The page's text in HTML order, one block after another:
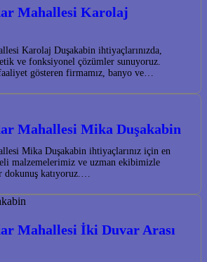
Mahallesi Karolaj
Karolaj Duşakabin ihtiyaçlarınızda,
ve fonksiyonel çözümler sunuyoruz.
gösteren firmamız, banyo ve…
Mahallesi Mika Duşakabin
Mika Duşakabin ihtiyaçlarınız için en
malzemelerimiz ve uzman ekibimizle
dokunuş katıyoruz.…
Mahallesi İki Duvar Arası